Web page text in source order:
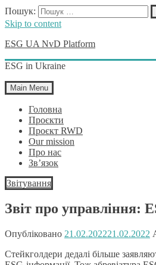
Пошук:
Skip to content
ESG UA NvD Platform
ESG in Ukraine
Main Menu
Головна
Проєкти
Проєкт RWD
Our mission
Про нас
Зв’язок
Звітування
Звіт про управління:
Опубліковано 21.02.202221.02.2022
Cтейкголдери дедалі більше